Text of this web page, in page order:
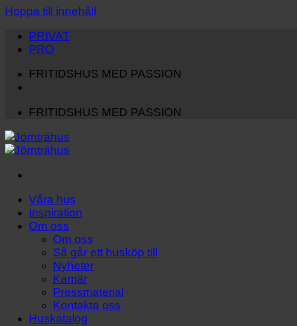
Hoppa till innehåll
PRIVAT
PRO
FRITIDSHUS MED PASSION
FRITIDSHUS MED PASSION
Våra hus
Inspiration
Om oss
Om oss
Så går ett husköp till
Nyheter
Karriär
Pressmaterial
Kontakta oss
Huskatalog